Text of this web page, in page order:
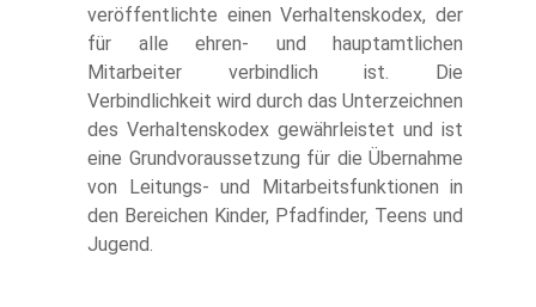
veröffentlichte einen Verhaltenskodex, der
für alle ehren- und hauptamtlichen
Mitarbeiter verbindlich ist. Die
Verbindlichkeit wird durch das Unterzeichnen
des Verhaltenskodex gewährleistet und ist
eine Grundvoraussetzung für die Übernahme
von Leitungs- und Mitarbeitsfunktionen in
den Bereichen Kinder, Pfadfinder, Teens und
Jugend.